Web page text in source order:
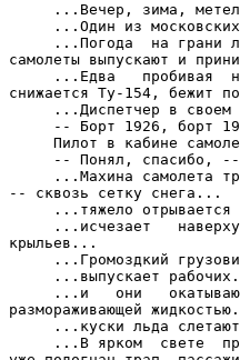
...Вечер, зима,
...Один из
...Погода  на грани
самолеты выпускают и
...Едва   пробивая
снижается Ту-154, бежит
...Диспетчер в своем
-- Борт 1926, борт
Пилот в кабине
-- Понял, спасибо,
...Махина самолета
-- сквозь сетку снега...
...тяжело отрывается
...исчезает
крыльев...
...Громоздкий
...выпускает
...и   они
размораживающей
...куски льда
...В ярком  свете